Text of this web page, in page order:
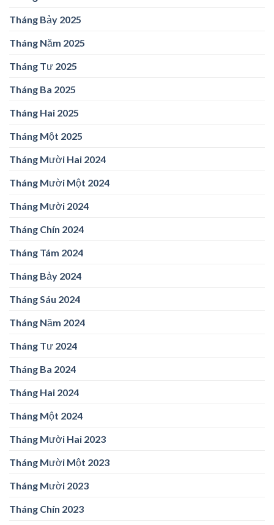
Tháng Bảy 2025
Tháng Năm 2025
Tháng Tư 2025
Tháng Ba 2025
Tháng Hai 2025
Tháng Một 2025
Tháng Mười Hai 2024
Tháng Mười Một 2024
Tháng Mười 2024
Tháng Chín 2024
Tháng Tám 2024
Tháng Bảy 2024
Tháng Sáu 2024
Tháng Năm 2024
Tháng Tư 2024
Tháng Ba 2024
Tháng Hai 2024
Tháng Một 2024
Tháng Mười Hai 2023
Tháng Mười Một 2023
Tháng Mười 2023
Tháng Chín 2023